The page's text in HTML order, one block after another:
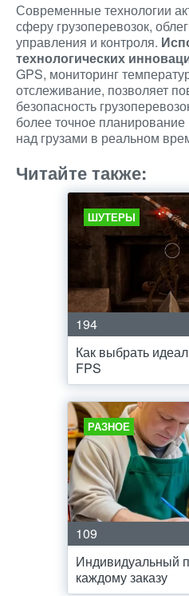
Современные технологии
сферу грузоперевозок,
управления и контроля.
технологических
GPS, мониторинг
отслеживание, позволяет
безопасность
более точное
над грузами в реальном
Читайте также:
ШУТЕРЫ
194
Как выбрать
FPS
РАЗНОЕ
109
Индивидуальный
каждому заказу